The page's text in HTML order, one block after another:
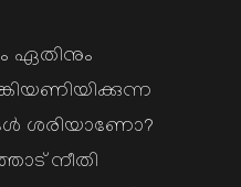
ഏതിനും
ശരിയാണോ?
നീതി